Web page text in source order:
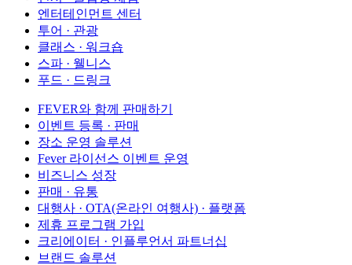
엔터테인먼트 센터
투어 · 관광
클래스 · 워크숍
스파 · 웰니스
푸드 · 드링크
FEVER와 함께 판매하기
이벤트 등록 · 판매
장소 운영 솔루션
Fever 라이선스 이벤트 운영
비즈니스 성장
판매 · 유통
대행사 · OTA(온라인 여행사) · 플랫폼
제휴 프로그램 가입
크리에이터 · 인플루언서 파트너십
브랜드 솔루션